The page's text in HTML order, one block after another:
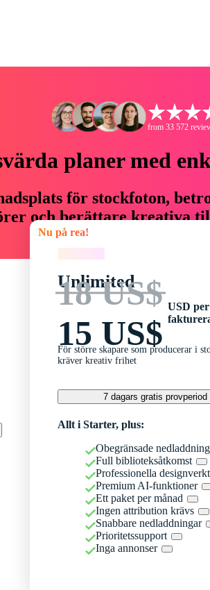
from 33 572
planer med
för stockfoton,
och berättare kreativa
Nu på rea!
Unlimited
18 US$
15 US$
USD
För större skapare som producerar i
kräver kreativ frihet
7 dagars gratis provperiod
Allt i Starter, plus:
Obegränsade
Full biblioteksåtkomst
Professionella
Premium AI-funktioner
Ett paket per månad
Ingen attribution krävs
Snabbare nedladdningar
Prioritetssupport
Inga annonser